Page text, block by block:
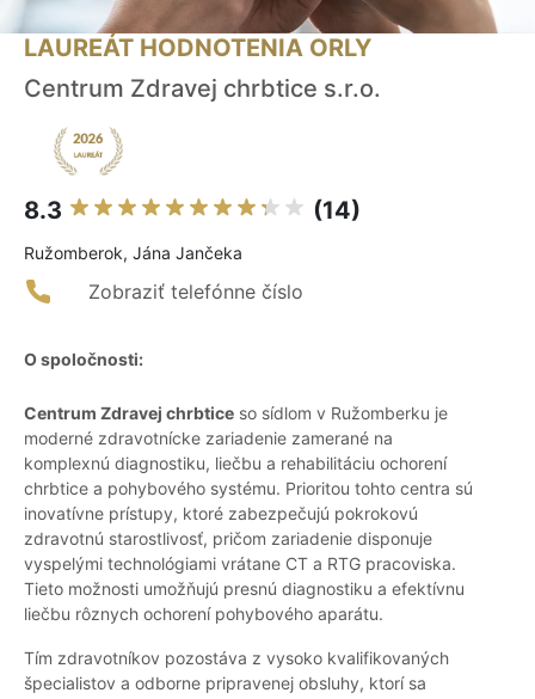
LAUREÁT HODNOTENIA ORLY
Centrum Zdravej chrbtice s.r.o.
8.3 (14)
Ružomberok, Jána Jančeka
Zobraziť telefónne číslo
O spoločnosti:
Centrum Zdravej chrbtice so sídlom v Ružomberku je
moderné zdravotnícke zariadenie zamerané na
komplexnú diagnostiku, liečbu a rehabilitáciu ochorení
chrbtice a pohybového systému. Prioritou tohto centra sú
inovatívne prístupy, ktoré zabezpečujú pokrokovú
zdravotnú starostlivosť, pričom zariadenie disponuje
vyspelými technológiami vrátane CT a RTG pracoviska.
Tieto možnosti umožňujú presnú diagnostiku a efektívnu
liečbu rôznych ochorení pohybového aparátu.
Tím zdravotníkov pozostáva z vysoko kvalifikovaných
špecialistov a odborne pripravenej obsluhy, ktorí sa